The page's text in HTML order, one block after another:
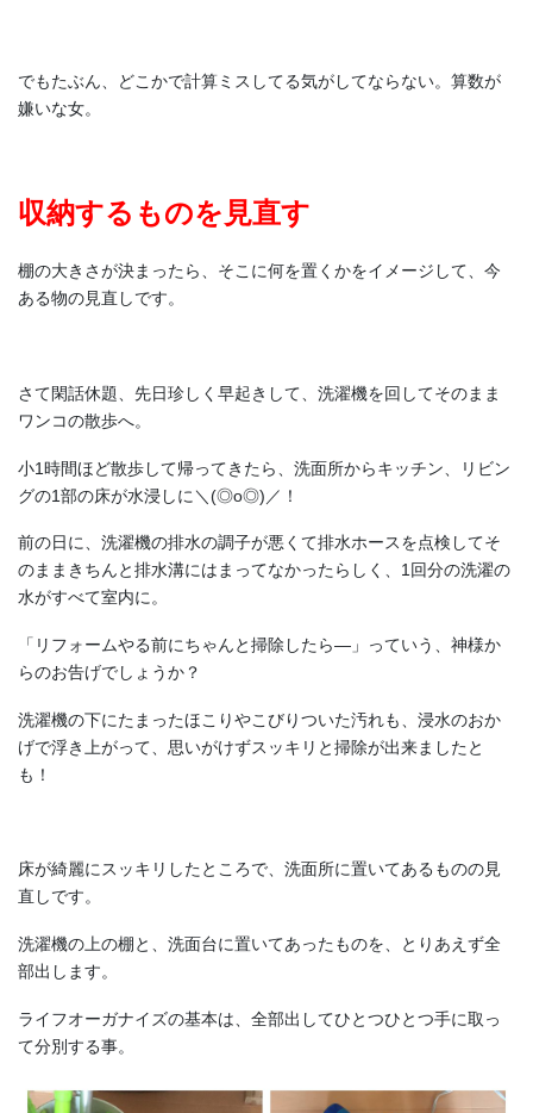
でもたぶん、どこかで計算ミスしてる気がしてならない。算数が
嫌いな女。
収納するものを見直す
棚の大きさが決まったら、そこに何を置くかをイメージして、今
ある物の見直しです。
さて閑話休題、先日珍しく早起きして、洗濯機を回してそのまま
ワンコの散歩へ。
小1時間ほど散歩して帰ってきたら、洗面所からキッチン、リビン
グの1部の床が水浸しに＼(◎o◎)／！
前の日に、洗濯機の排水の調子が悪くて排水ホースを点検してそ
のままきちんと排水溝にはまってなかったらしく、1回分の洗濯の
水がすべて室内に。
「リフォームやる前にちゃんと掃除したら―」っていう、神様か
らのお告げでしょうか？
洗濯機の下にたまったほこりやこびりついた汚れも、浸水のおか
げで浮き上がって、思いがけずスッキリと掃除が出来ましたと
も！
床が綺麗にスッキリしたところで、洗面所に置いてあるものの見
直しです。
洗濯機の上の棚と、洗面台に置いてあったものを、とりあえず全
部出します。
ライフオーガナイズの基本は、全部出してひとつひとつ手に取っ
て分別する事。